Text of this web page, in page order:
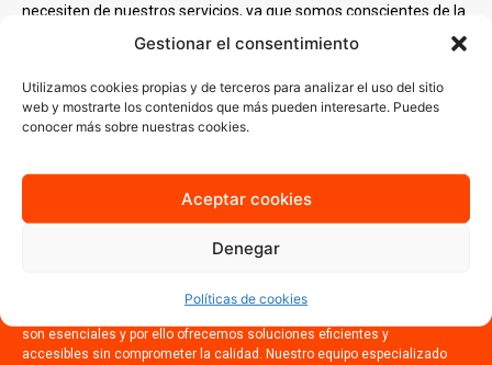
Gestionar el consentimiento
Utilizamos cookies propias y de terceros para analizar el uso del sitio
web y mostrarte los contenidos que más pueden interesarte. Puedes
conocer más sobre nuestras cookies.
Aceptar cookies
Denegar
Políticas de cookies
necesiten de nuestros servicios, ya que somos conscientes de la
importancia de cumplir con los plazos establecidos,
crucial.
¿Necesitas un proveedor de
servicios de manipulados en
son esenciales y por ello ofrecemos soluciones eficientes y
accesibles sin comprometer la calidad. Nuestro equipo especializado